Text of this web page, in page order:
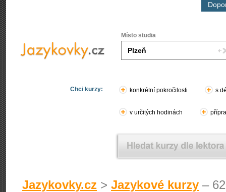
Místo studia
Chci kurzy: konkrétní pokročilosti s
v určitých hodinách
Jazykovky.cz > Jazykové kurzy –